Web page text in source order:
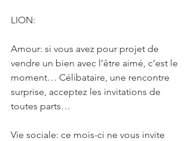
LION:
Amour: si vous avez pour projet de
vendre un bien avec l’être aimé, c’est le
moment… Célibataire, une rencontre
surprise, acceptez les invitations de
toutes parts…
Vie sociale: ce mois-ci ne vous invite